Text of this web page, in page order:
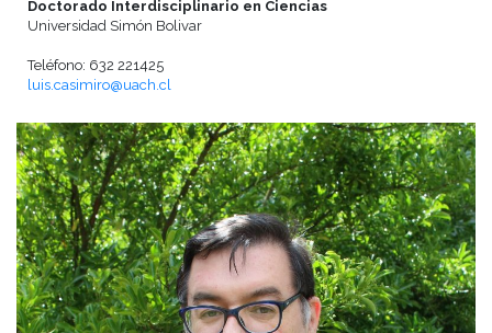
Doctorado Interdisciplinario en Ciencias
Universidad Simón Bolivar
Teléfono: 632 221425
luis.casimiro@uach.cl